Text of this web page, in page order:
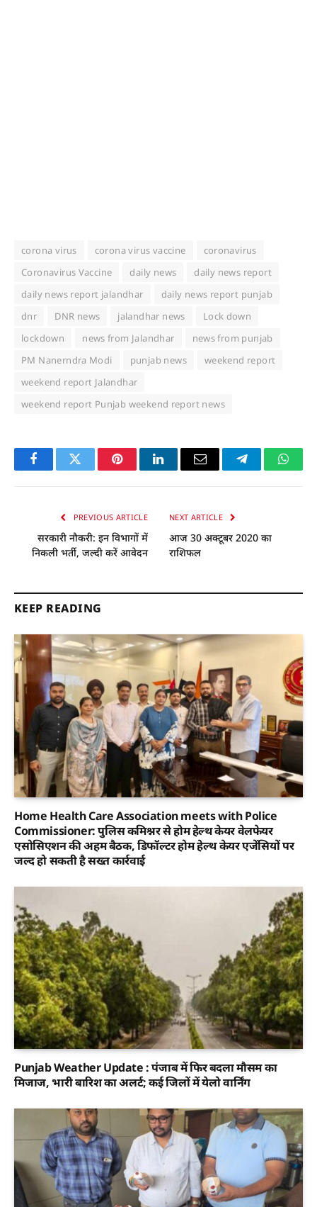
corona virus corona virus vaccine
coronavirus
Coronavirus Vaccine
daily news
daily news report
daily news report jalandhar
daily news report punjab
dnr
DNR news jalandhar news
Lock down
lockdown
news from Jalandhar
news from punjab
PM Nanerndra Modi
punjab news
weekend report
weekend report Jalandhar
weekend report Punjab weekend report news
FacebookTwitter PinterestLinkedInEmail Telegram
PREVIOUS ARTICLE
सरकारी नौकरी: इन विभागों में
निकली भर्ती, जल्दी करें आवेदन
NEXT ARTICLE
आज 30 अक्टूबर 2020 का
राशिफल
KEEP READING
Home Health Care Association meets with Police
Commissioner: पुलिस कमिश्नर से होम हेल्थ केयर वेलफेयर
एसोसिएशन की अहम बैठक, डिफॉल्टर होम हेल्थ केयर एजेंसियों पर
जल्द हो सकती है सख्त कार्रवाई
Punjab Weather Update : पंजाब में फिर बदला मौसम का
मिजाज, भारी बारिश का अलर्ट; कई जिलों में येलो वार्निंग